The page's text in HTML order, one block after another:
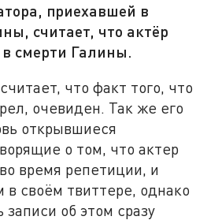
приехавшей в
считает, что актёр
смерти Галины.
что факт того, что
очевиден. Так же его
открывшиеся
о том, что актер
время репетиции, и
в своём твиттере, однако
об этом сразу